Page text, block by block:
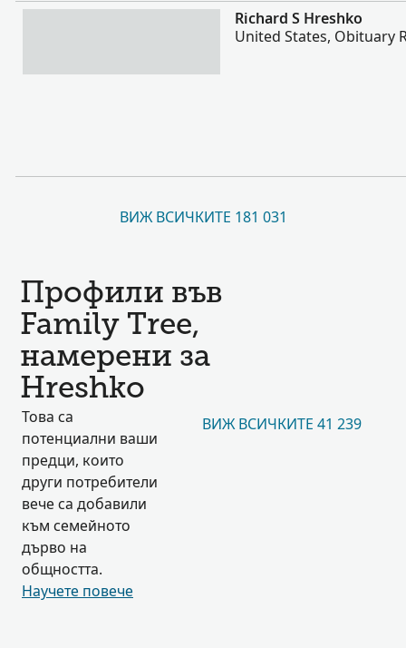
Повече
Richard S Hreshko
United States, Obituary
ВИЖ ВСИЧКИТЕ 181 031
Профили във
Family Tree,
намерени за
Hreshko
Това са
потенциални ваши
предци, които
други потребители
вече са добавили
към семейното
дърво на
общността.
Научете повече
ВИЖ ВСИЧКИТЕ 41 239